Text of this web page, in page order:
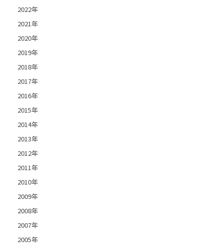
2022年
2021年
2020年
2019年
2018年
2017年
2016年
2015年
2014年
2013年
2012年
2011年
2010年
2009年
2008年
2007年
2005年